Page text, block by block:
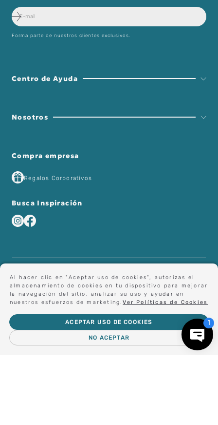
Al hacer clic en "Aceptar uso de cookies", autorizas el
almacenamiento de cookies en tu dispositivo para mejorar
la navegación del sitio, analizar su uso y ayudar en
nuestros esfuerzos de marketing.Ver Políticas de Cookies
NO ACEPTAR
ACEPTAR USO DE COOKIES
Forma parte de nuestros clientes exclusivos.
Centro de Ayuda
Nosotros
Compra empresa
Regalos Corporativos
Busca Inspiración